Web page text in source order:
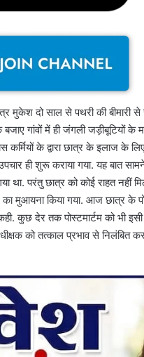
मुकेश दो साल से पथरी की बीमारी
गांवों में ही जंगली जड़ीबूटियों के
कर्मियों के द्वारा छात्र के इलाज के
ही शुरू कराया गया. यह बात
था. परंतु छात्र को कोई राहत नहीं
मुआयना किया गया. आज छात्र के
कुछ देर तक पोस्टमार्टम को भी
को तत्काल प्रभाव से निलंबित